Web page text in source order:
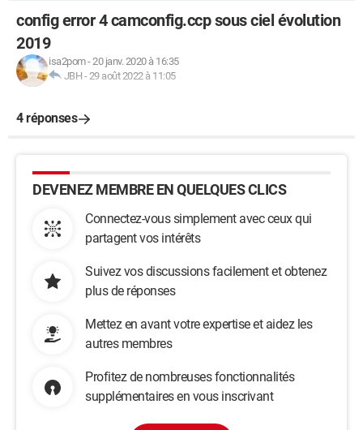
config error 4 camconfig.ccp sous ciel évolution
2019
isa2pom-20 janv. 2020 à 16:35
JBH -29 août 2022 à 11:05
4 réponses
DEVENEZ MEMBRE EN QUELQUES CLICS
Connectez-vous simplement avec ceux qui
partagent vos intérêts
Suivez vos discussions facilement et obtenez
plus de réponses
Mettez en avant votre expertise et aidez les
autres membres
Profitez de nombreuses fonctionnalités
supplémentaires en vous inscrivant